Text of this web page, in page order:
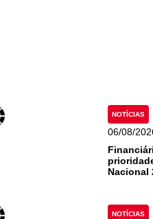
NOTÍCIAS
06/08/
Nacional
NOTÍCIAS